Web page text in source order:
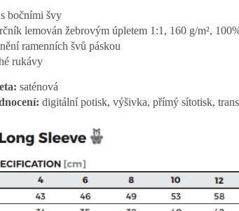
bočními švy
lemován žebrovým úpletem 1:1, 160 g/m²,
ramenních švů páskou
rukávy
saténová
digitální potisk, výšivka, přímý sítotisk,